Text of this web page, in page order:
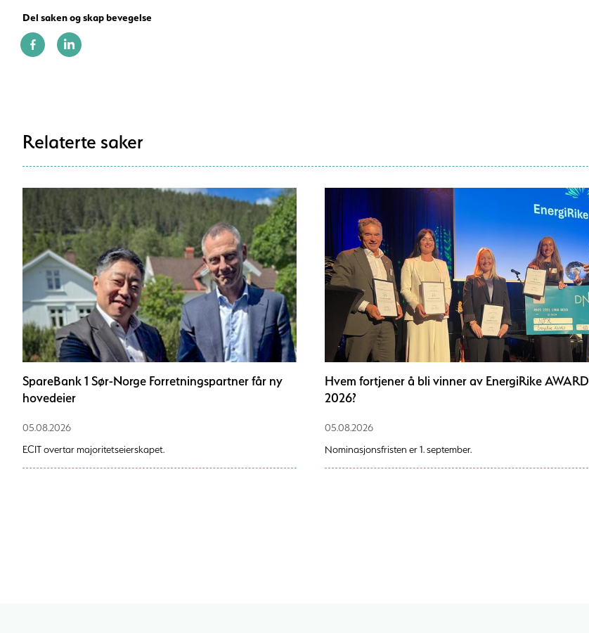
Del saken og skap bevegelse
Relaterte saker
SpareBank 1 Sør-Norge Forretningspartner får ny
hovedeier
05.08.2026
ECIT overtar majoritetseierskapet.
Hvem fortjener å bli vinner av EnergiRike AWARD
2026?
05.08.2026
Nominasjonsfristen er 1. september.